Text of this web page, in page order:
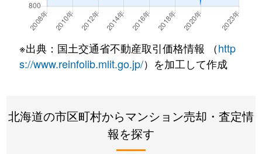
※出典：国土交通省不動産取引価格情報 （http
s://www.reinfolib.mlit.go.jp/）を加工して作成
北海道の市区町村からマンション売却・査定情
報を探す